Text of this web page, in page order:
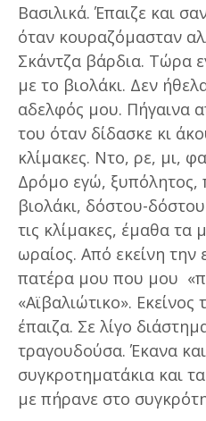
Βασιλικά. Έπαιζε και
όταν κουραζόμασταν
Σκάντζα βάρδια. Τώρα
με το βιολάκι. Δεν
αδελφός μου. Πήγαινα
του όταν δίδασκε κι
κλίμακες. Ντο, ρε, μι,
Δρόμο εγώ, ξυπόλητος,
βιολάκι, δόστου-
τις κλίμακες, έμαθα τα
ωραίος. Από εκείνη
πατέρα μου που μου
«Αϊβαλιώτικο».
έπαιζα. Σε λίγο
τραγουδούσα. Έκανα
συγκροτηματάκια και
με πήρανε στο